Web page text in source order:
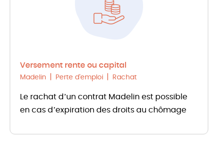
Versement rente ou capital
Madelin Perte d'emploi Rachat
Le rachat d’un contrat Madelin est possible
en cas d’expiration des droits au chômage